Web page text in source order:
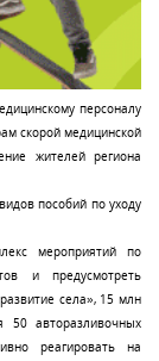
персоналу
скорой медицинской
жителей региона
пособий по уходу
мероприятий по
и предусмотреть
села», 15 млн
50 авторазливочных
реагировать на